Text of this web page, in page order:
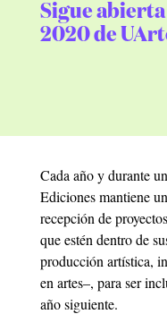
Sigue
2020 de
Cada año y durante
Ediciones mantiene
recepción de
que estén dentro de
producción artística,
en artes–, para ser
año siguiente.